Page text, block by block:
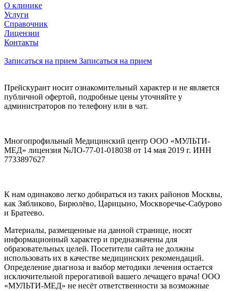
О клинике
Услуги
Справочник
Лицензии
Контакты
Записаться на прием Записаться на прием
Прейскурант носит ознакомительный характер и не является
публичной офертой, подробные цены уточняйте у
администраторов по телефону или в чат.
Многопрофильный Медицинский центр ООО «МУЛЬТИ-
МЕД» лицензия №ЛО-77-01-018038 от 14 мая 2019 г. ИНН
7733897627
К нам одинаково легко добираться из таких районов Москвы,
как Зябликово, Бирюлёво, Царицыно, Москворечье-Сабурово
и Братеево.
Материалы, размещенные на данной странице, носят
информационный характер и предназначены для
образовательных целей. Посетители сайта не должны
использовать их в качестве медицинских рекомендаций.
Определение диагноза и выбор методики лечения остается
исключительной прерогативой вашего лечащего врача! ООО
«МУЛЬТИ-МЕД» не несёт ответственности за возможные